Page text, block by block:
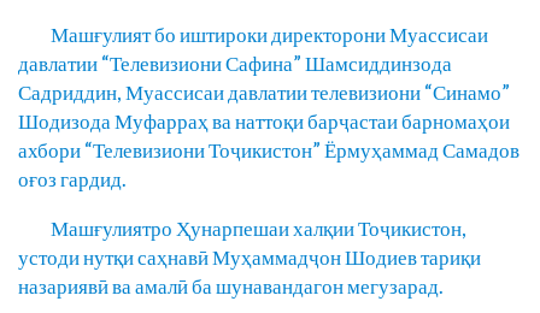
Машғулият бо иштироки директорони Муассисаи
давлатии “Телевизиони Сафина” Шамсиддинзода
Садриддин, Муассисаи давлатии телевизиони “Синамо”
Шодизода Муфарраҳ ва наттоқи барҷастаи барномаҳои
ахбори “Телевизиони Тоҷикистон” Ёрмуҳаммад Самадов
оғоз гардид.
Машғулиятро Ҳунарпешаи халқии Тоҷикистон,
устоди нутқи саҳнавӣ Муҳаммадҷон Шодиев тариқи
назариявӣ ва амалӣ ба шунавандагон мегузарад.